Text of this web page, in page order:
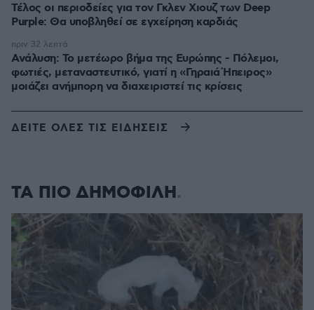
Τέλος οι περιοδείες για τον Γκλεν Χιουζ των Deep
Purple: Θα υποβληθεί σε εγχείρηση καρδιάς
Ανάλυση: Το μετέωρο βήμα της Ευρώπης - Πόλεμοι,
φωτιές, μεταναστευτικό, γιατί η «Γηραιά Ήπειρος»
μοιάζει ανήμπορη να διαχειριστεί τις κρίσεις
πριν 32 λεπτά
ΔΕΙΤΕ ΟΛΕΣ ΤΙΣ ΕΙΔΗΣΕΙΣ
ΤΑ ΠΙΟ ΔΗΜΟΦΙΛΗ